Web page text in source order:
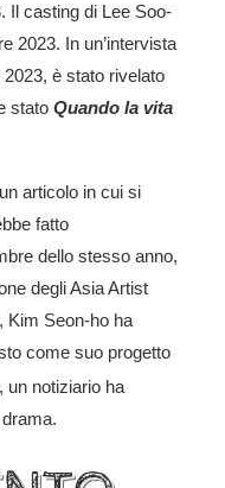
Il casting di Lee Soo-
2023. In un’intervista
è stato rivelato
stato Quando la vita
articolo in cui si
fatto
dello stesso anno,
degli Asia Artist
Kim Seon-ho ha
come suo progetto
un notiziario ha